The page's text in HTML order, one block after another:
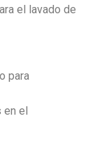
el lavado de
para
el